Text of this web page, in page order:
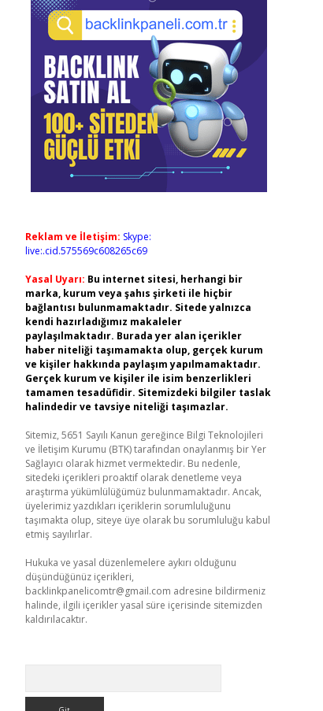
Reklam ve İletişim: Skype:
live:.cid.575569c608265c69
Yasal Uyarı: Bu internet sitesi, herhangi bir
marka, kurum veya şahıs şirketi ile hiçbir
bağlantısı bulunmamaktadır. Sitede yalnızca
kendi hazırladığımız makaleler
paylaşılmaktadır. Burada yer alan içerikler
haber niteliği taşımamakta olup, gerçek kurum
ve kişiler hakkında paylaşım yapılmamaktadır.
Gerçek kurum ve kişiler ile isim benzerlikleri
tamamen tesadüfidir. Sitemizdeki bilgiler taslak
halindedir ve tavsiye niteliği taşımazlar.
Sitemiz, 5651 Sayılı Kanun gereğince Bilgi Teknolojileri
ve İletişim Kurumu (BTK) tarafından onaylanmış bir Yer
Sağlayıcı olarak hizmet vermektedir. Bu nedenle,
sitedeki içerikleri proaktif olarak denetleme veya
araştırma yükümlülüğümüz bulunmamaktadır. Ancak,
üyelerimiz yazdıkları içeriklerin sorumluluğunu
taşımakta olup, siteye üye olarak bu sorumluluğu kabul
etmiş sayılırlar.
Hukuka ve yasal düzenlemelere aykırı olduğunu
düşündüğünüz içerikleri,
backlinkpanelicomtr@gmail.com adresine bildirmeniz
halinde, ilgili içerikler yasal süre içerisinde sitemizden
kaldırılacaktır.